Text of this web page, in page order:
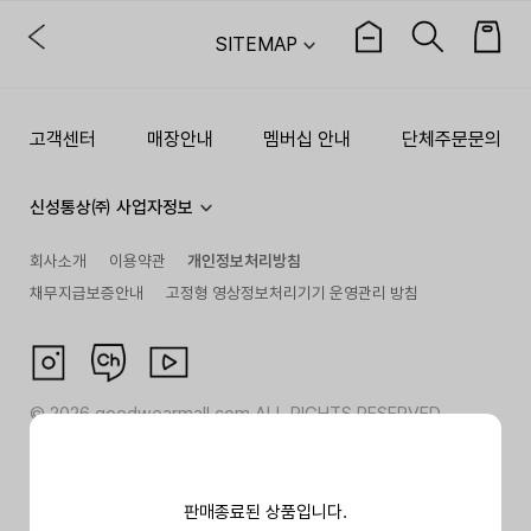
판매종료된 상품입니다.
SITEMAP
고객센터 매장안내 멤버십 안내 단체주문문의
신성통상㈜ 사업자정보
회사소개 이용약관
개인정보처리방침
채무지급보증안내
고정형 영상정보처리기기 운영관리 방침
©2026goodwearmall.com ALL RIGHTS RESERVED